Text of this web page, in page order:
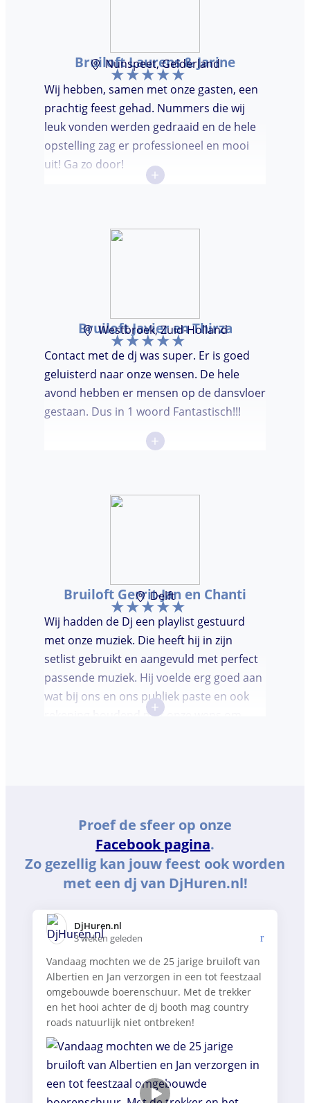
Bruiloft Laurens & Jarine
Nunspeet, Gelderland
Wij hebben, samen met onze gasten, een
prachtig feest gehad. Nummers die wij
leuk vonden werden gedraaid en de hele
opstelling zag er professioneel en mooi
uit! Ga zo door!
+
Bruiloft Javier en Thirza
Westbroek, Zuid-Holland
Contact met de dj was super. Er is goed
geluisterd naar onze wensen. De hele
avond hebben er mensen op de dansvloer
gestaan. Dus in 1 woord Fantastisch!!!
+
Bruiloft Gerrit-Jan en Chanti
Delft
Wij hadden de Dj een playlist gestuurd
met onze muziek. Die heeft hij in zijn
setlist gebruikt en aangevuld met perfect
passende muziek. Hij voelde erg goed aan
wat bij ons en ons publiek paste en ook
rekening houdend met onze wens om
+
Proef de sfeer op onze
Facebook pagina.
Zo gezellig kan jouw feest ook worden
met een dj van DjHuren.nl!
DjHuren.nl️
3 weken geleden
Vandaag mochten we de 25 jarige bruiloft van
Albertien en Jan verzorgen in een tot feestzaal
omgebouwde boerenschuur. Met de trekker
en het hooi achter de dj booth mag country
roads natuurlijk niet ontbreken!